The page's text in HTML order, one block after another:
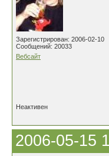
Зарегистрирован: 2006-02-10
Сообщений: 20033
Вебсайт
Неактивен
2006-05-15